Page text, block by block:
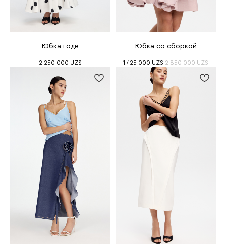
Юбка годе
2 250 000 UZS
Юбка со сборкой
1 425 000 UZS 2 850 000 UZS